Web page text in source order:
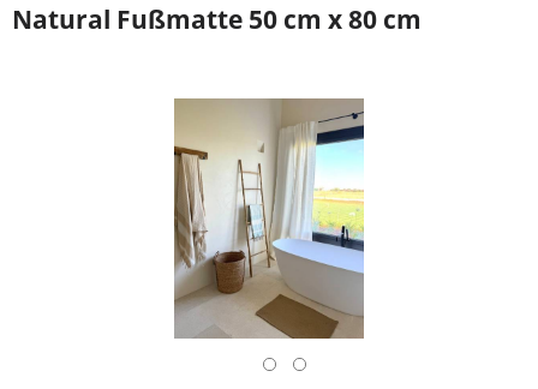
Natural Fußmatte 50 cm x 80 cm